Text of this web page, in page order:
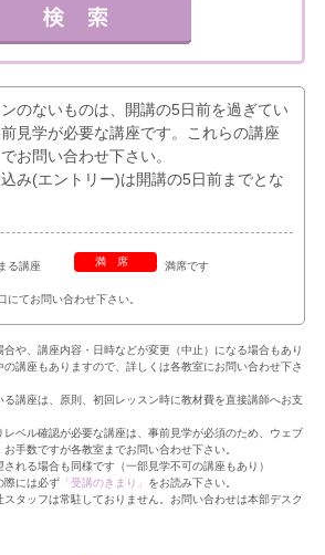
ンのないものは、開講の5日前を過ぎてい
見学が必要な講座です。これらの講座
お問い合わせ下さい。
込み(エントリー)は開講の5日前までとな
る講座 満席 満席です
にてお問い合わせ下さい。
や、講座内容・日時などが変更（中止）になる場合もあり
講座もありますので、詳しくは各教室にお問い合わせ下さ
講座は、原則、初回レッスン時に教材費を直接講師へお支
ベル確認が必要な講座は、事前見学が必須のため、ウェブ
手数ですが各教室までお問い合わせ下さい。
れる場合も同様です（一部見学不可の講座もあり）
際には必ず「受講のきまり」 をお読み下さい。
タッフは常駐しておりません。お問い合わせは本部デスク